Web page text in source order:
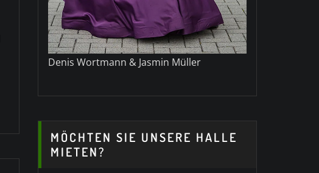
Denis Wortmann & Jasmin Müller
MÖCHTEN SIE UNSERE HALLE
MIETEN?